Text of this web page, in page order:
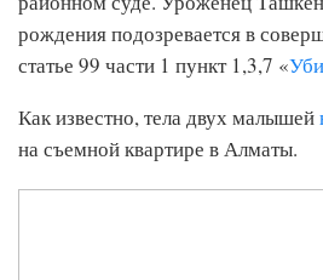
рождения подозревается в
статье 99 части 1 пункт 1,3,7 «
Как известно, тела двух малышей
на съемной квартире в Алматы.